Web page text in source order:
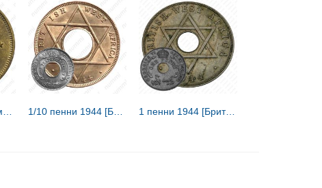
1 пенни 1944 [Британская Западная Африка]